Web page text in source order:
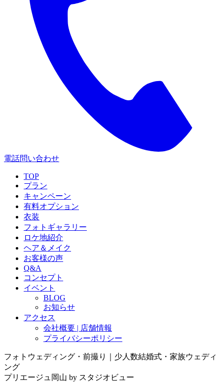
電話問い合わせ
TOP
プラン
キャンペーン
有料オプション
衣装
フォトギャラリー
ロケ地紹介
ヘア＆メイク
お客様の声
Q&A
コンセプト
イベント
BLOG
お知らせ
アクセス
会社概要 | 店舗情報
プライバシーポリシー
フォトウェディング・前撮り｜少人数結婚式・家族ウェディ
ング
プリエージュ岡山 by スタジオビュー